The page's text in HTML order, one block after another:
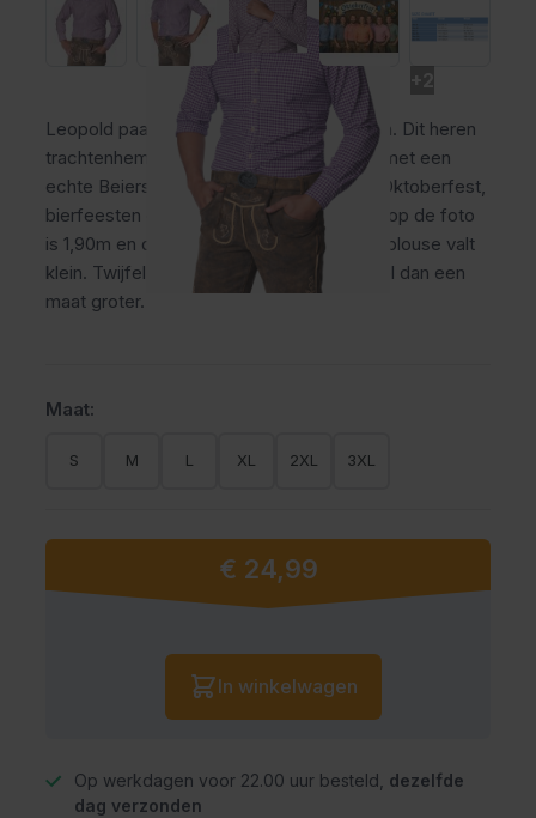
Leopold paars geblokt met lange mouwen. Dit heren
trachtenhemd combineert draagcomfort met een
echte Beierse uitstraling. Ideaal voor het Oktoberfest,
bierfeesten en themafeesten. Het model op de foto
is 1,90m en draagt maat XL. Let op: deze blouse valt
klein. Twijfel je tussen twee maten? Bestel dan een
maat groter.
Maat:
S M L XL 2XL 3XL
Vanaf:
€ 24,99
Aantal
In winkelwagen
Op werkdagen voor 22.00 uur besteld, dezelfde
dag verzonden